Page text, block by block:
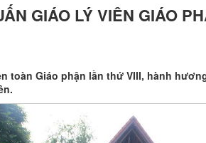
GIÁO LÝ VIÊN GIÁO
toàn Giáo phận lần thứ VIII, hành